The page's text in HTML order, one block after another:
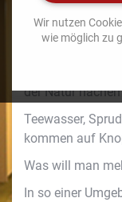
großzügigen
Die
der Natur
Teewasser,
kommen auf
Was will man
In so einer
Wir nutzen
wie möglich zu